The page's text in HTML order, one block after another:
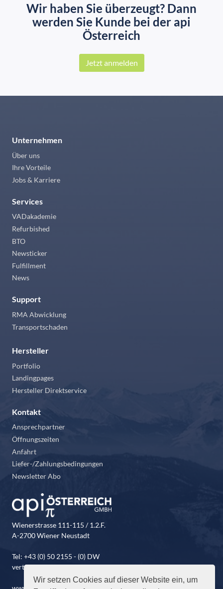
Wir setzen Cookies auf dieser Website ein, um
Wir haben Sie überzeugt? Dann
werden Sie Kunde bei der api
Österreich
Jetzt anmelden
Unternehmen
Über uns
Ihre Vorteile
Jobs & Karriere
Services
VADakademie
Refurbished
BTO
Newsticker
Fulfillment
News
Support
RMA Abwicklung
Transportschaden
Hersteller
Portfolio
Landingpages
Hersteller Direktservice
Kontakt
Ansprechpartner
Öffnungszeiten
Anfahrt
Liefer-/Zahlungsbedingungen
Newsletter Abo
Wienerstrasse 111-115 / 1.2.F.
A-2700 Wiener Neustadt
Tel: +43 (0) 50 2155 - (0) DW
vertrieb@api-oesterreich.at